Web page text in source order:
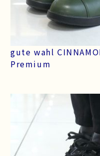
gute wahl
Premium